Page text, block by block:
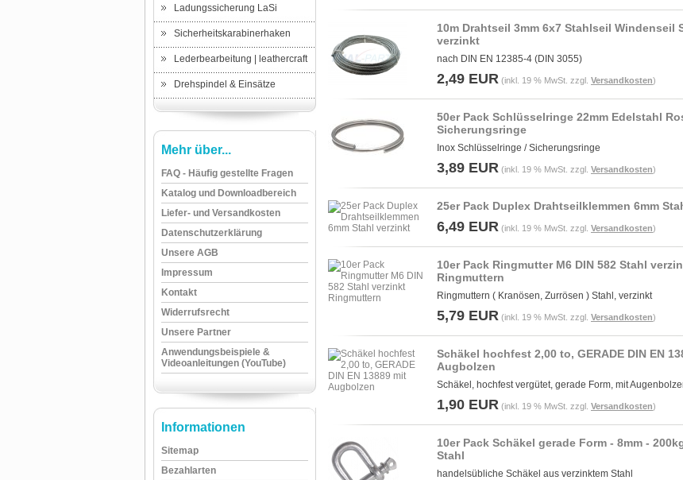
Ladungssicherung LaSi
Sicherheitskarabinerhaken
Lederbearbeitung | leathercraft
Drehspindel & Einsätze
Mehr über...
FAQ - Häufig gestellte Fragen
Katalog und Downloadbereich
Liefer- und Versandkosten
Datenschutzerklärung
Unsere AGB
Impressum
Kontakt
Widerrufsrecht
Unsere Partner
Anwendungsbeispiele &
Videoanleitungen (YouTube)
Informationen
Sitemap
Bezahlarten
10m Drahtseil 3mm 6x7 Stahlseil Windenseil
verzinkt
nach DIN EN 12385-4 (DIN 3055)
2,49 EUR (inkl. 19 % MwSt. zzgl. Versandkosten)
50er Pack Schlüsselringe 22mm Edelstahl
Sicherungsringe
Inox Schlüsselringe / Sicherungsringe
3,89 EUR (inkl. 19 % MwSt. zzgl. Versandkosten)
25er Pack Duplex Drahtseilklemmen 6mm
6,49 EUR (inkl. 19 % MwSt. zzgl. Versandkosten)
10er Pack Ringmutter M6 DIN 582 Stahl
Ringmuttern
Ringmuttern ( Kranösen, Zurrösen ) Stahl, verzinkt
5,79 EUR (inkl. 19 % MwSt. zzgl. Versandkosten)
Schäkel hochfest 2,00 to, GERADE DIN EN
Augbolzen
Schäkel, hochfest vergütet, gerade Form, mit
1,90 EUR (inkl. 19 % MwSt. zzgl. Versandkosten)
10er Pack Schäkel gerade Form - 8mm -
Stahl
handelsübliche Schäkel aus verzinktem Stahl